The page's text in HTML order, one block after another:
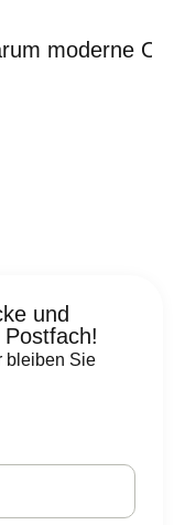
moderne
und
bleiben Sie